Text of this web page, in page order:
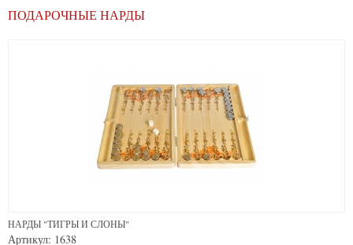
ПОДАРОЧНЫЕ НАРДЫ
НАРДЫ "ТИГРЫ И СЛОНЫ"
Артикул: 1638